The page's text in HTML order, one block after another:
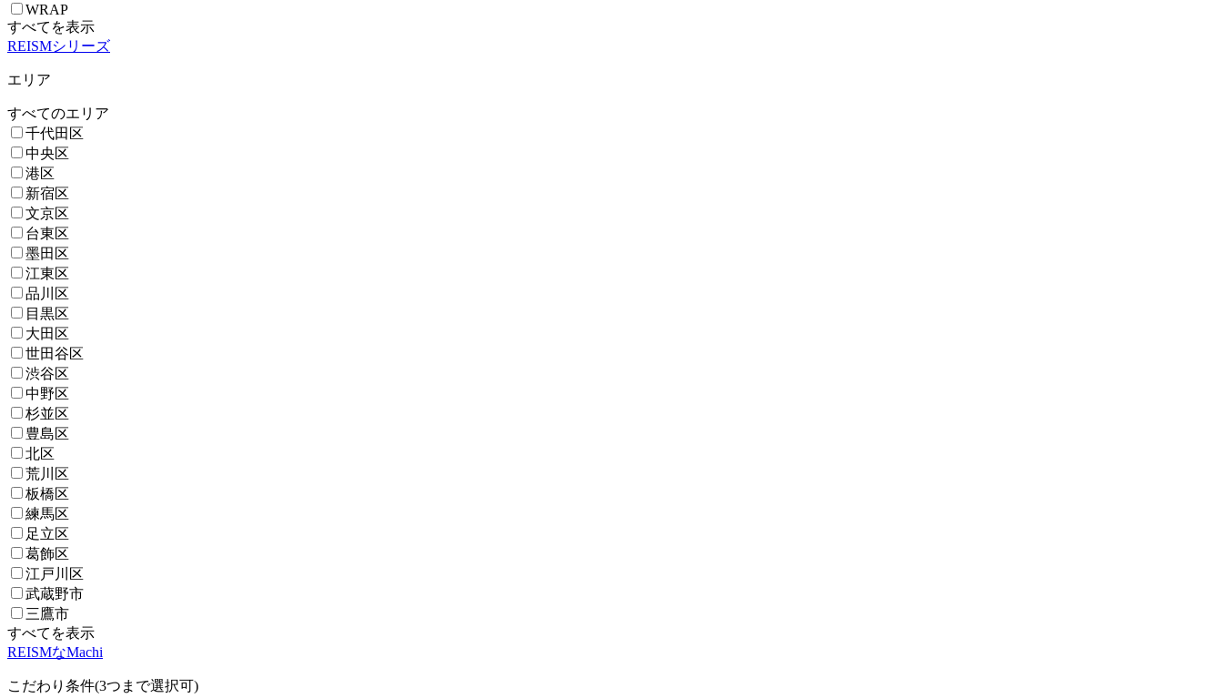
WRAP
すべてを表示
REISMシリーズ
エリア
すべてのエリア
千代田区
中央区
港区
新宿区
文京区
台東区
墨田区
江東区
品川区
目黒区
大田区
世田谷区
渋谷区
中野区
杉並区
豊島区
北区
荒川区
板橋区
練馬区
足立区
葛飾区
江戸川区
武蔵野市
三鷹市
すべてを表示
REISMなMachi
こだわり条件(3つまで選択可)